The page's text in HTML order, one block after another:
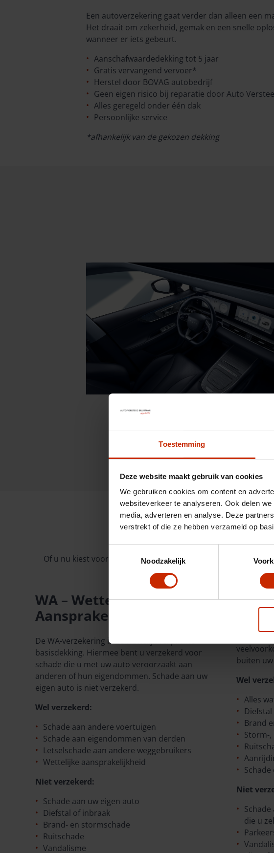
Toestemming
Deze website maakt gebruik van cookies
We gebruiken cookies om content en
websiteverkeer te analyseren. Ook delen
media, adverteren en analyse. Deze
verstrekt of die ze hebben verzameld op
Noodzakelijk
Een autoverzekering gaat verder dan alleen een
Het draait om zekerheid, gemak en een snelle
wanneer er iets gebeurt.
Aanschafwaardedekking tot 5 jaar
Gratis vervangend vervoer*
Herstel door BOVAG autobedrijf
Geen eigen risico bij reparatie door Auto
Alles geregeld onder één dak
Persoonlijke service
*afhankelijk van de gekozen dekking
Dekkingen
Of u nu kiest voor WA, WA+ (Beperkt Casco) of Allrisk
belangrijkste
WA – Wettelijke
Aansprakelijkheid
De WA-verzekering is de wettelijk verplichte
basisdekking. Hiermee bent u verzekerd voor
schade die u met uw auto veroorzaakt aan
anderen of hun eigendommen. Schade aan uw
eigen auto is niet verzekerd.
Wel verzekerd:
Schade aan andere voertuigen
Schade aan eigendommen van derden
Letselschade aan andere weggebruikers
Wettelijke aansprakelijkheid
Niet verzekerd:
Schade aan uw eigen auto
Diefstal of inbraak
Brand- en stormschade
Ruitschade
Vandalisme
WA+
Met
buiten
Wel
Alles
Brand
Storm-
Niet
die u